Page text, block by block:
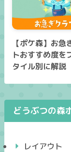
【ポケ森】お急
トおすすめ度を
タイル別に解説
どうぶつの森
レイアウト